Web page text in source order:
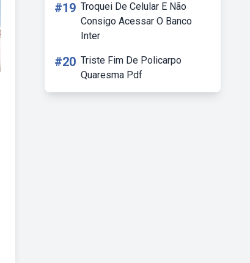
#19 Troquei De Celular E Não
Consigo Acessar O Banco
Inter
#20 Triste Fim De Policarpo
Quaresma Pdf